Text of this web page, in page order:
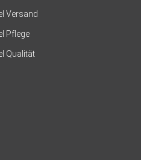
Versand
Pflege
Qualität